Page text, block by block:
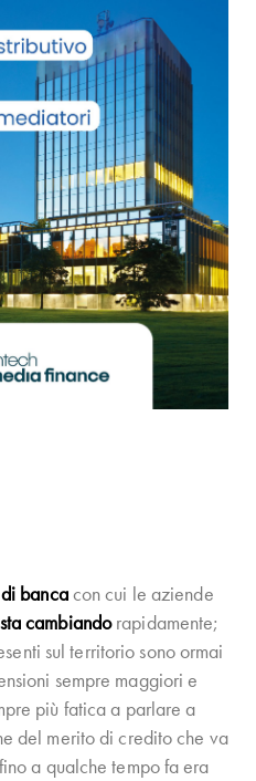
bancacon cui le aziende
sta cambiandorapidamente;
sul territorio sono ormai
sempre maggiori e
più fatica a parlare a
del merito di credito che va
a qualche tempo fa era